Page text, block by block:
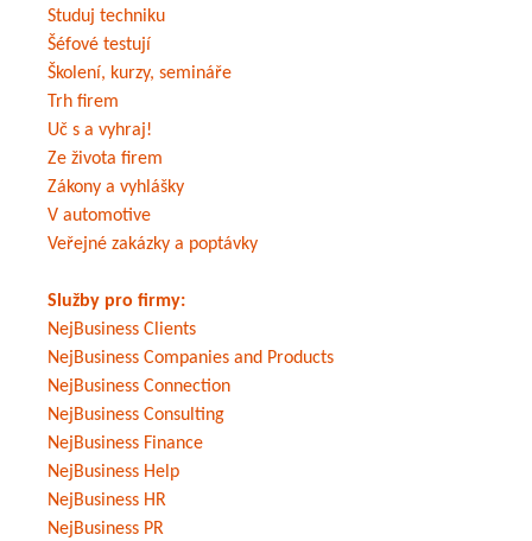
Studuj techniku
Šéfové testují
Školení, kurzy, semináře
Trh firem
Uč s a vyhraj!
Ze života firem
Zákony a vyhlášky
V automotive
Veřejné zakázky a poptávky
Služby pro firmy:
NejBusiness Clients
NejBusiness Companies and Products
NejBusiness Connection
NejBusiness Consulting
NejBusiness Finance
NejBusiness Help
NejBusiness HR
NejBusiness PR